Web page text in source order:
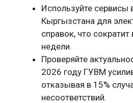
Используйте сервисы
Кыргызстана для
справок, что
недели.
Проверяйте
2026 году ГУВМ
отказывая в 15%
несоответствий.